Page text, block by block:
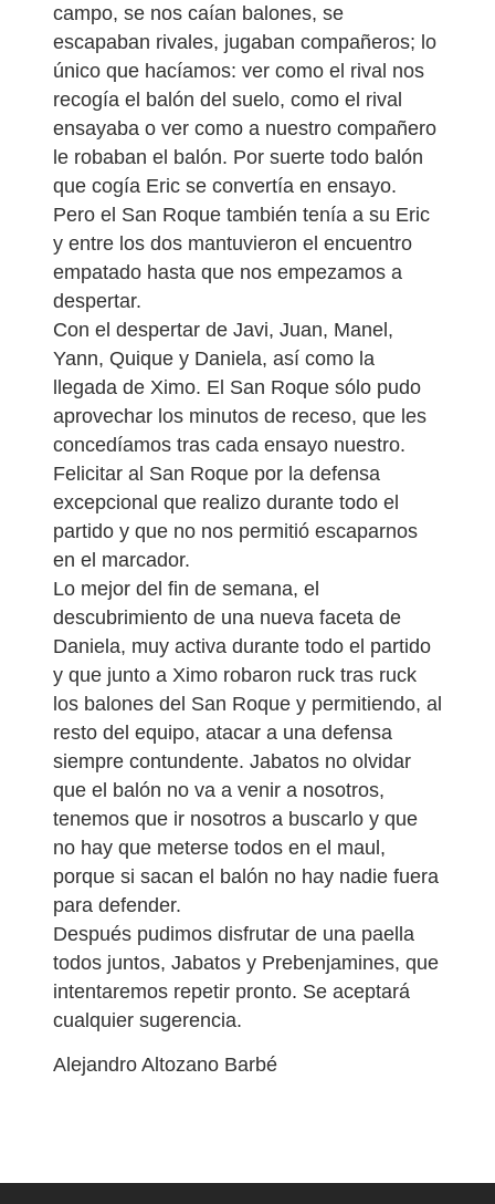
campo, se nos caían balones, se
escapaban rivales, jugaban compañeros; lo
único que hacíamos: ver como el rival nos
recogía el balón del suelo, como el rival
ensayaba o ver como a nuestro compañero
le robaban el balón. Por suerte todo balón
que cogía Eric se convertía en ensayo.
Pero el San Roque también tenía a su Eric
y entre los dos mantuvieron el encuentro
empatado hasta que nos empezamos a
despertar.
Con el despertar de Javi, Juan, Manel,
Yann, Quique y Daniela, así como la
llegada de Ximo. El San Roque sólo pudo
aprovechar los minutos de receso, que les
concedíamos tras cada ensayo nuestro.
Felicitar al San Roque por la defensa
excepcional que realizo durante todo el
partido y que no nos permitió escaparnos
en el marcador.
Lo mejor del fin de semana, el
descubrimiento de una nueva faceta de
Daniela, muy activa durante todo el partido
y que junto a Ximo robaron ruck tras ruck
los balones del San Roque y permitiendo, al
resto del equipo, atacar a una defensa
siempre contundente. Jabatos no olvidar
que el balón no va a venir a nosotros,
tenemos que ir nosotros a buscarlo y que
no hay que meterse todos en el maul,
porque si sacan el balón no hay nadie fuera
para defender.
Después pudimos disfrutar de una paella
todos juntos, Jabatos y Prebenjamines, que
intentaremos repetir pronto. Se aceptará
cualquier sugerencia.
Alejandro Altozano Barbé